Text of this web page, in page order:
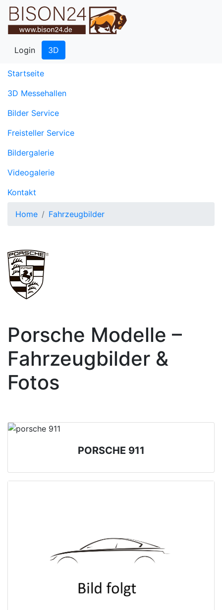
Login 3D
Startseite(current)
3D Messehallen
Bilder Service
Freisteller Service
Bildergalerie
Videogalerie
Kontakt
Home Fahrzeugbilder
Porsche Modelle –
Fahrzeugbilder &
Fotos
PORSCHE 911